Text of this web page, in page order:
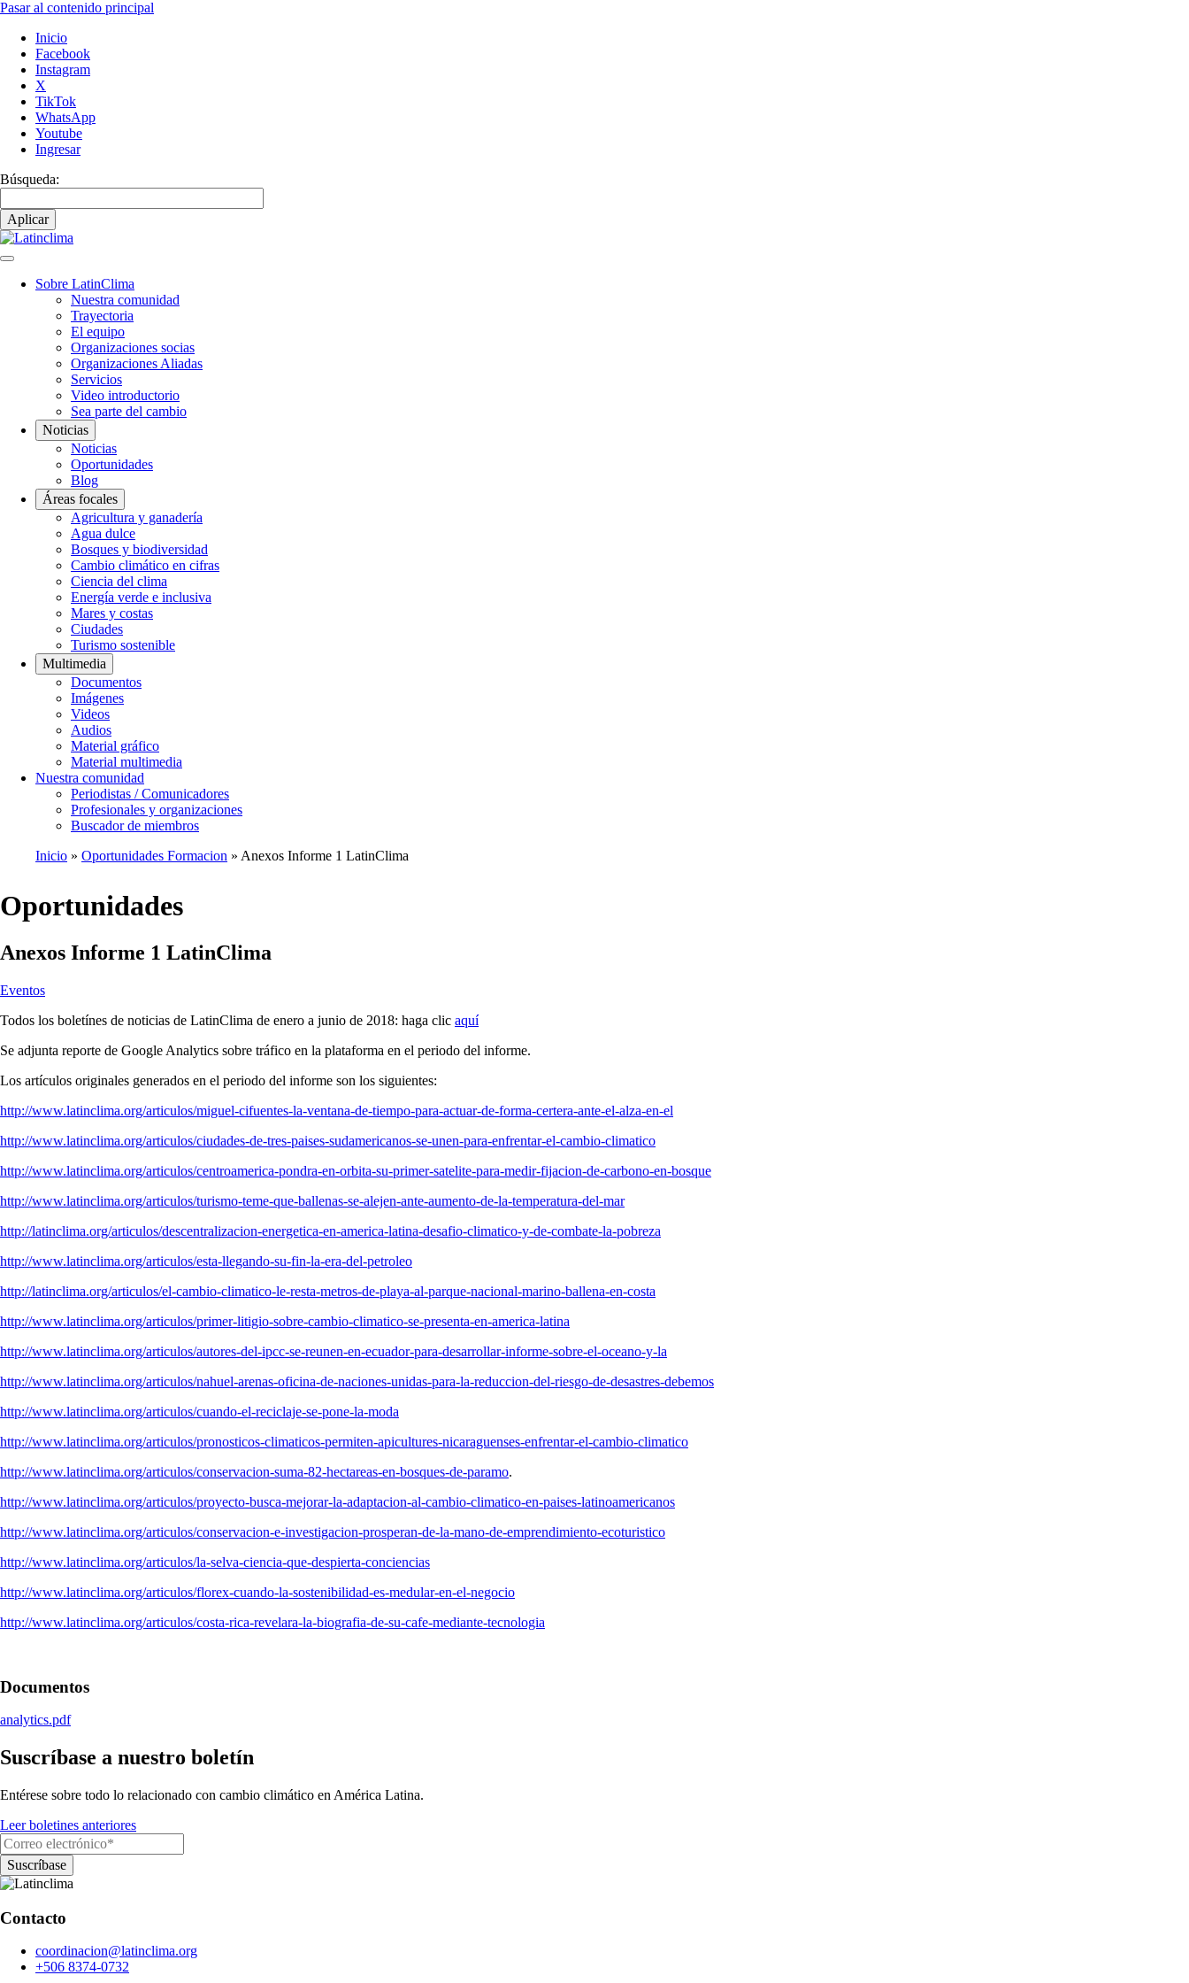
Pasar al contenido principal
Inicio
Facebook
Instagram
X
TikTok
WhatsApp
Youtube
Ingresar
Búsqueda:
Navegación
Sobre LatinClima
Nuestra comunidad
Trayectoria
El equipo
Organizaciones socias
Organizaciones Aliadas
Servicios
Video introductorio
Sea parte del cambio
Noticias
Noticias
Oportunidades
Blog
Áreas focales
Agricultura y ganadería
Agua dulce
Bosques y biodiversidad
Cambio climático en cifras
Ciencia del clima
Energía verde e inclusiva
Mares y costas
Ciudades
Turismo sostenible
Multimedia
Documentos
Imágenes
Videos
Audios
Material gráfico
Material multimedia
Nuestra comunidad
Periodistas / Comunicadores
Profesionales y organizaciones
Buscador de miembros
de
navegación
Inicio Oportunidades Formacion Anexos Informe 1 LatinClima
Oportunidades
Anexos Informe 1 LatinClima
Eventos
Todos los boletínes de noticias de LatinClima de enero a junio de 2018: haga clic aquí
Se adjunta reporte de Google Analytics sobre tráfico en la plataforma en el periodo del informe.
Los artículos originales generados en el periodo del informe son los siguientes:
http://www.latinclima.org/articulos/miguel-cifuentes-la-ventana-de-tiempo-para-actuar-de-forma-certera-ante-el-alza-en-el
http://www.latinclima.org/articulos/ciudades-de-tres-paises-sudamericanos-se-unen-para-enfrentar-el-cambio-climatico
http://www.latinclima.org/articulos/centroamerica-pondra-en-orbita-su-primer-satelite-para-medir-fijacion-de-carbono-en-bosque
http://www.latinclima.org/articulos/turismo-teme-que-ballenas-se-alejen-ante-aumento-de-la-temperatura-del-mar
http://latinclima.org/articulos/descentralizacion-energetica-en-america-latina-desafio-climatico-y-de-combate-la-pobreza
http://www.latinclima.org/articulos/esta-llegando-su-fin-la-era-del-petroleo
http://latinclima.org/articulos/el-cambio-climatico-le-resta-metros-de-playa-al-parque-nacional-marino-ballena-en-costa
http://www.latinclima.org/articulos/primer-litigio-sobre-cambio-climatico-se-presenta-en-america-latina
http://www.latinclima.org/articulos/autores-del-ipcc-se-reunen-en-ecuador-para-desarrollar-informe-sobre-el-oceano-y-la
http://www.latinclima.org/articulos/nahuel-arenas-oficina-de-naciones-unidas-para-la-reduccion-del-riesgo-de-desastres-debemos
http://www.latinclima.org/articulos/cuando-el-reciclaje-se-pone-la-moda
http://www.latinclima.org/articulos/pronosticos-climaticos-permiten-apicultures-nicaraguenses-enfrentar-el-cambio-climatico
http://www.latinclima.org/articulos/conservacion-suma-82-hectareas-en-bosques-de-paramo.
http://www.latinclima.org/articulos/proyecto-busca-mejorar-la-adaptacion-al-cambio-climatico-en-paises-latinoamericanos
http://www.latinclima.org/articulos/conservacion-e-investigacion-prosperan-de-la-mano-de-emprendimiento-ecoturistico
http://www.latinclima.org/articulos/la-selva-ciencia-que-despierta-conciencias
http://www.latinclima.org/articulos/florex-cuando-la-sostenibilidad-es-medular-en-el-negocio
http://www.latinclima.org/articulos/costa-rica-revelara-la-biografia-de-su-cafe-mediante-tecnologia
Documentos
analytics.pdf
Suscríbase a nuestro boletín
Entérese sobre todo lo relacionado con cambio climático en América Latina.
Leer boletines anteriores
Contacto
coordinacion@latinclima.org
+506 8374-0732